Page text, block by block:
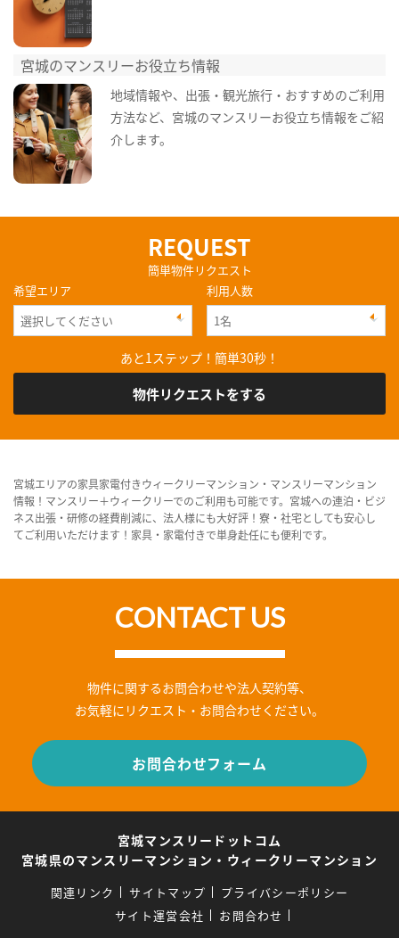
宮城のマンスリーお役立ち情報
地域情報や、出張・観光旅行・おすすめのご利用
方法など、宮城のマンスリーお役立ち情報をご紹
介します。
REQUEST
簡単物件リクエスト
希望エリア
利用人数
あと1ステップ！簡単30秒！
物件リクエストをする
宮城エリアの家具家電付きウィークリーマンション・マンスリーマンション
情報！マンスリー＋ウィークリーでのご利用も可能です。宮城への連泊・ビジ
ネス出張・研修の経費削減に、法人様にも大好評！寮・社宅としても安心し
てご利用いただけます！家具・家電付きで単身赴任にも便利です。
CONTACT US
物件に関するお問合わせや法人契約等、
お気軽にリクエスト・お問合わせください。
お問合わせフォーム
宮城マンスリードットコム
宮城県のマンスリーマンション・ウィークリーマンション
関連リンク サイトマップ
プライバシーポリシー
サイト運営会社
お問合わせ